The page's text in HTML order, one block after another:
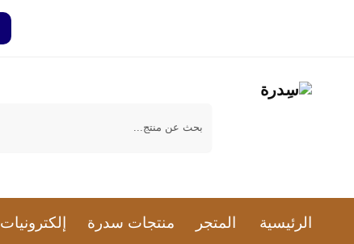
الرئيسية المتجر منتجات سدرة إلكترونيات